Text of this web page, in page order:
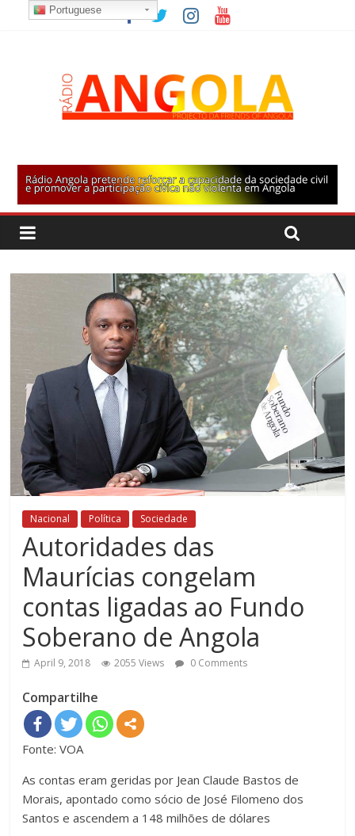
Nacional Política Sociedade
Autoridades das
Maurícias congelam
contas ligadas ao Fundo
Soberano de Angola
April 9, 2018 2055 Views 0 Comments
Compartilhe
Fonte: VOA
As contas eram geridas por Jean Claude Bastos de
Morais, apontado como sócio de José Filomeno dos
Santos e ascendem a 148 milhões de dólares
Portuguese